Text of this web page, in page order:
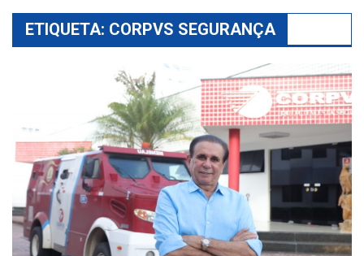
ETIQUETA: CORPVS SEGURANÇA